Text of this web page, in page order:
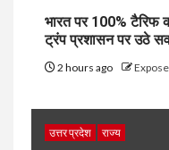
भारत पर 100% टैरिफ
ट्रंप प्रशासन पर उठे
2 hours ago
उत्तर प्रदेश राज्य